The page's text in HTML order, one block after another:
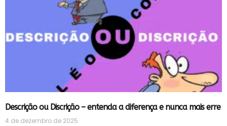
Descrição ou Discrição – entenda a diferença e nunca mais erre
4 de dezembro de 2025